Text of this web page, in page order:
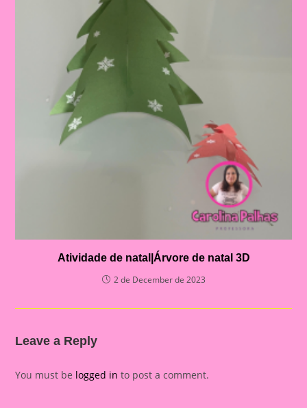
Atividade de natal|Árvore de natal 3D
2 de December de 2023
Leave a Reply
You must be logged in to post a comment.